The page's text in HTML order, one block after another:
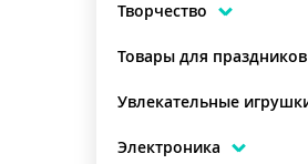
Творчество
Товары для праздников
Увлекательные
Электроника